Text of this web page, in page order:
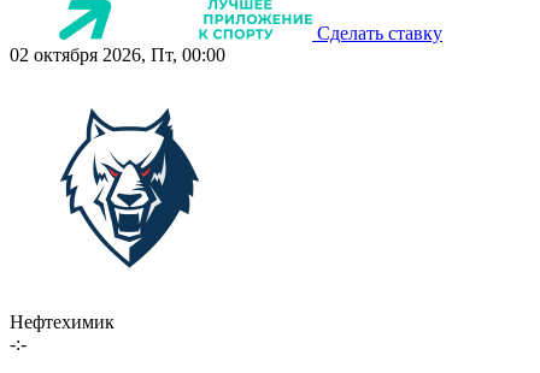
Сделать ставку
02 октября 2026, Пт, 00:00
Нефтехимик
-:-